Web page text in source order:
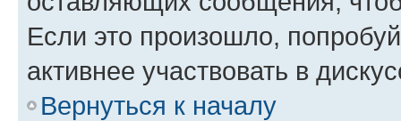
Если это произошло,
активнее участвовать в
Вернуться к началу